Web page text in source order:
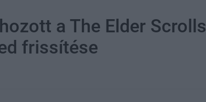
a The Elder Scrolls
frissítése